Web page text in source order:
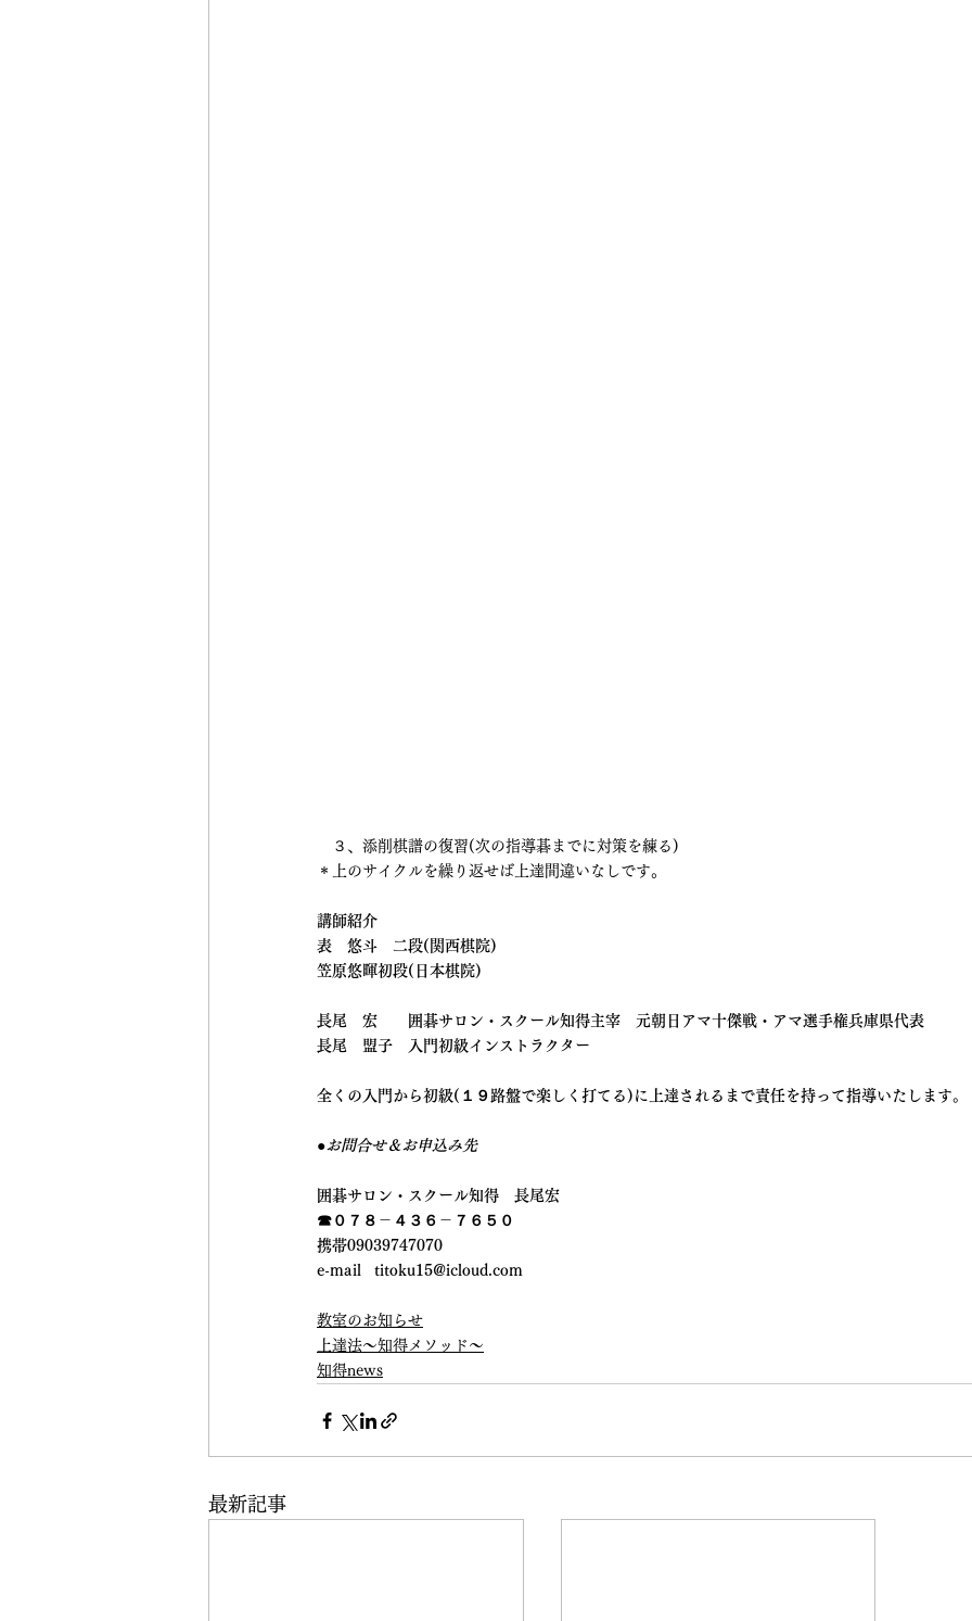
３、添削棋譜の復習(次の指導碁までに対策を練る)
＊上のサイクルを繰り返せば上達間違いなしです。
講師紹介
表　悠斗　二段(関西棋院)
笠原悠暉初段(日本棋院)
長尾　宏　　囲碁サロン・スクール知得主宰　元朝日アマ十傑戦・アマ選手権兵庫県代表
長尾　盟子　入門初級インストラクター
全くの入門から初級(１９路盤で楽しく打てる)に上達されるまで責任を持って指導いたします。
●お問合せ＆お申込み先
囲碁サロン・スクール知得　長尾宏
☎０７８－４３６－７６５０
携帯09039747070
e-mail   titoku15@icloud.com
教室のお知らせ
上達法～知得メソッド～
知得news
最新記事